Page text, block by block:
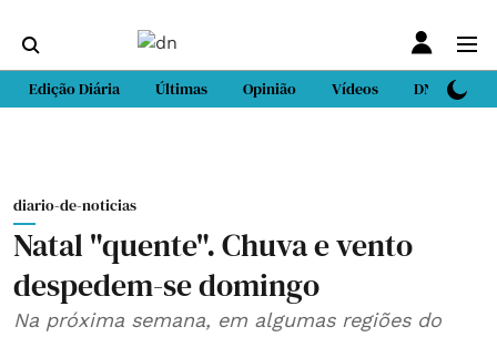
Edição Diária Últimas Opinião Vídeos DN Sport
diario-de-noticias
Natal "quente". Chuva e vento
despedem-se domingo
Na próxima semana, em algumas regiões do